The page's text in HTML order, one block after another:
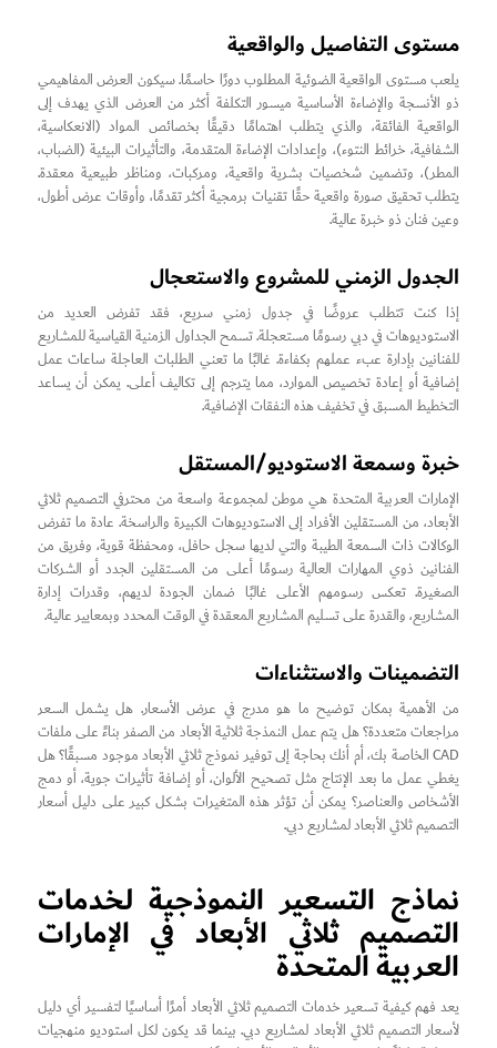
مستوى التفاصيل والواقعية
يلعب مستوى الواقعية الضوئية المطلوب دورًا حاسمًا. سيكون العرض المفاهيمي
ذو الأنسجة والإضاءة الأساسية ميسور التكلفة أكثر من العرض الذي يهدف إلى
الواقعية الفائقة، والذي يتطلب اهتمامًا دقيقًا بخصائص المواد (الانعكاسية،
الشفافية، خرائط النتوء)، وإعدادات الإضاءة المتقدمة، والتأثيرات البيئية (الضباب،
المطر)، وتضمين شخصيات بشرية واقعية، ومركبات، ومناظر طبيعية معقدة.
يتطلب تحقيق صورة واقعية حقًا تقنيات برمجية أكثر تقدمًا، وأوقات عرض أطول،
وعين فنان ذو خبرة عالية.
الجدول الزمني للمشروع والاستعجال
إذا كنت تتطلب عروضًا في جدول زمني سريع، فقد تفرض العديد من
الاستوديوهات في دبي رسومًا مستعجلة. تسمح الجداول الزمنية القياسية للمشاريع
للفنانين بإدارة عبء عملهم بكفاءة. غالبًا ما تعني الطلبات العاجلة ساعات عمل
إضافية أو إعادة تخصيص الموارد، مما يترجم إلى تكاليف أعلى. يمكن أن يساعد
التخطيط المسبق في تخفيف هذه النفقات الإضافية.
خبرة وسمعة الاستوديو/المستقل
الإمارات العربية المتحدة هي موطن لمجموعة واسعة من محترفي التصميم ثلاثي
الأبعاد، من المستقلين الأفراد إلى الاستوديوهات الكبيرة والراسخة. عادة ما تفرض
الوكالات ذات السمعة الطيبة والتي لديها سجل حافل، ومحفظة قوية، وفريق من
الفنانين ذوي المهارات العالية رسومًا أعلى من المستقلين الجدد أو الشركات
الصغيرة. تعكس رسومهم الأعلى غالبًا ضمان الجودة لديهم، وقدرات إدارة
المشاريع، والقدرة على تسليم المشاريع المعقدة في الوقت المحدد وبمعايير عالية.
التضمينات والاستثناءات
من الأهمية بمكان توضيح ما هو مدرج في عرض الأسعار. هل يشمل السعر
مراجعات متعددة؟ هل يتم عمل النمذجة ثلاثية الأبعاد من الصفر بناءً على ملفات
CAD الخاصة بك، أم أنك بحاجة إلى توفير نموذج ثلاثي الأبعاد موجود مسبقًا؟ هل
يغطي عمل ما بعد الإنتاج مثل تصحيح الألوان، أو إضافة تأثيرات جوية، أو دمج
الأشخاص والعناصر؟ يمكن أن تؤثر هذه المتغيرات بشكل كبير على دليل أسعار
التصميم ثلاثي الأبعاد لمشاريع دبي.
نماذج التسعير النموذجية لخدمات
التصميم ثلاثي الأبعاد في الإمارات
العربية المتحدة
يعد فهم كيفية تسعير خدمات التصميم ثلاثي الأبعاد أمرًا أساسيًا لتفسير أي دليل
لأسعار التصميم ثلاثي الأبعاد لمشاريع دبي. بينما قد يكون لكل استوديو منهجيات